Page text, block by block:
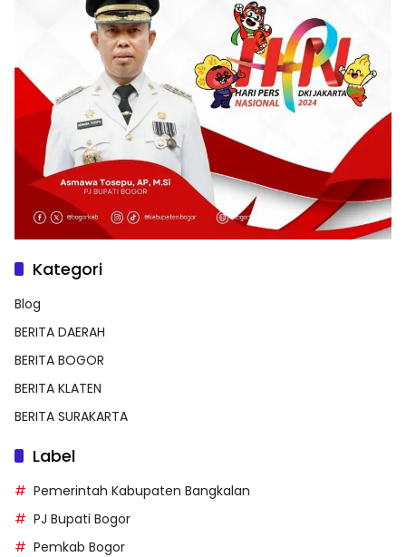
Kategori
Blog
BERITA DAERAH
BERITA BOGOR
BERITA KLATEN
BERITA SURAKARTA
Label
Pemerintah Kabupaten Bangkalan
PJ Bupati Bogor
Pemkab Bogor